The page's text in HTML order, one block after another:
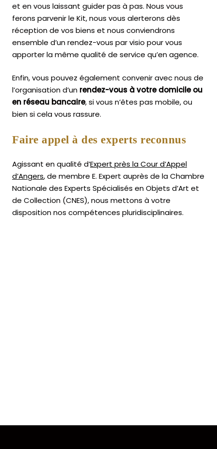
et en vous laissant guider pas à pas. Nous vous
ferons parvenir le Kit, nous vous alerterons dès
réception de vos biens et nous conviendrons
ensemble d’un rendez-vous par visio pour vous
apporter la même qualité de service qu’en agence.
Enfin, vous pouvez également convenir avec nous de
l’organisation d’un rendez-vous à votre domicile ou
en réseau bancaire, si vous n’êtes pas mobile, ou
bien si cela vous rassure.
Faire appel à des experts reconnus
Agissant en qualité d’Expert près la Cour d’Appel
d’Angers, de membre E. Expert auprès de laChambre
Nationale des Experts Spécialisés en Objets d’Art et
de Collection (CNES),nous mettons à votre
disposition nos compétences pluridisciplinaires.